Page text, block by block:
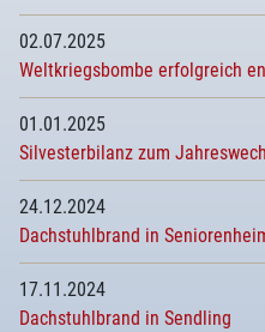
02.07.2025
Weltkriegsbombe erfolgreich
01.01.2025
Silvesterbilanz zum
24.12.2024
Dachstuhlbrand in
17.11.2024
Dachstuhlbrand in Sendling